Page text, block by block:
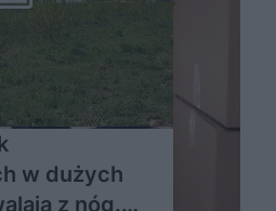
w dużych
z nóg.